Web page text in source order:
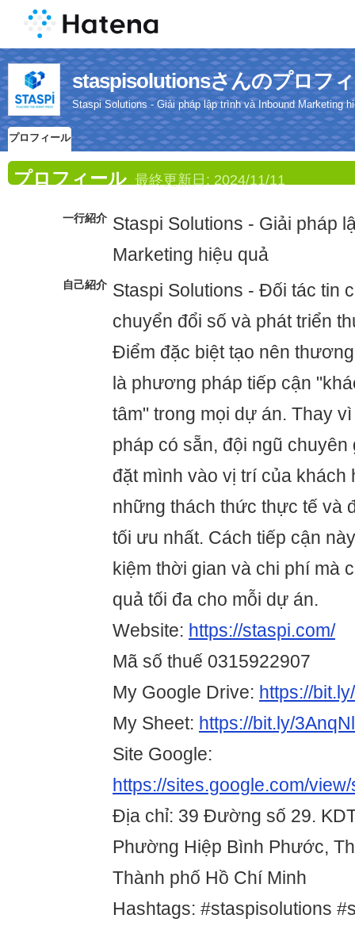
staspisolutionsさんのプロフ
Staspi Solutions - Giải pháp lập trình và Inbound Marketing
プロフィール
プロフィール 最終更新日: 2024/11/11
一行紹介 Staspi Solutions - Giải pháp
Marketing hiệu quả
自己紹介 Staspi Solutions - Đối tác tin
chuyển đổi số và phát triển
Điểm đặc biệt tạo nên
là phương pháp tiếp cận
tâm" trong mọi dự án. Thay
pháp có sẵn, đội ngũ chuyên
đặt mình vào vị trí của khách
những thách thức thực tế và
tối ưu nhất. Cách tiếp cận
kiệm thời gian và chi phí mà
quả tối đa cho mỗi dự án.
Website: https://staspi.com/
Mã số thuế 0315922907
My Google Drive: https://
My Sheet: https://bit.ly/
Site Google:
https://sites.google.com/
Địa chỉ: 39 Đường số 29.
Phường Hiệp Bình Phước,
Thành phố Hồ Chí Minh
Hashtags: #staspisolutions